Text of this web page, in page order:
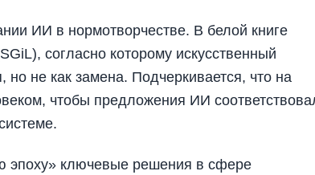
ИИ в нормотворчестве. В белой книге
согласно которому искусственный
но не как замена. Подчеркивается, что на
чтобы предложения ИИ
эпоху» ключевые решения в сфере